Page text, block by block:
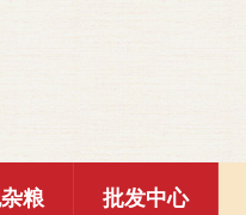
粮 批发中心